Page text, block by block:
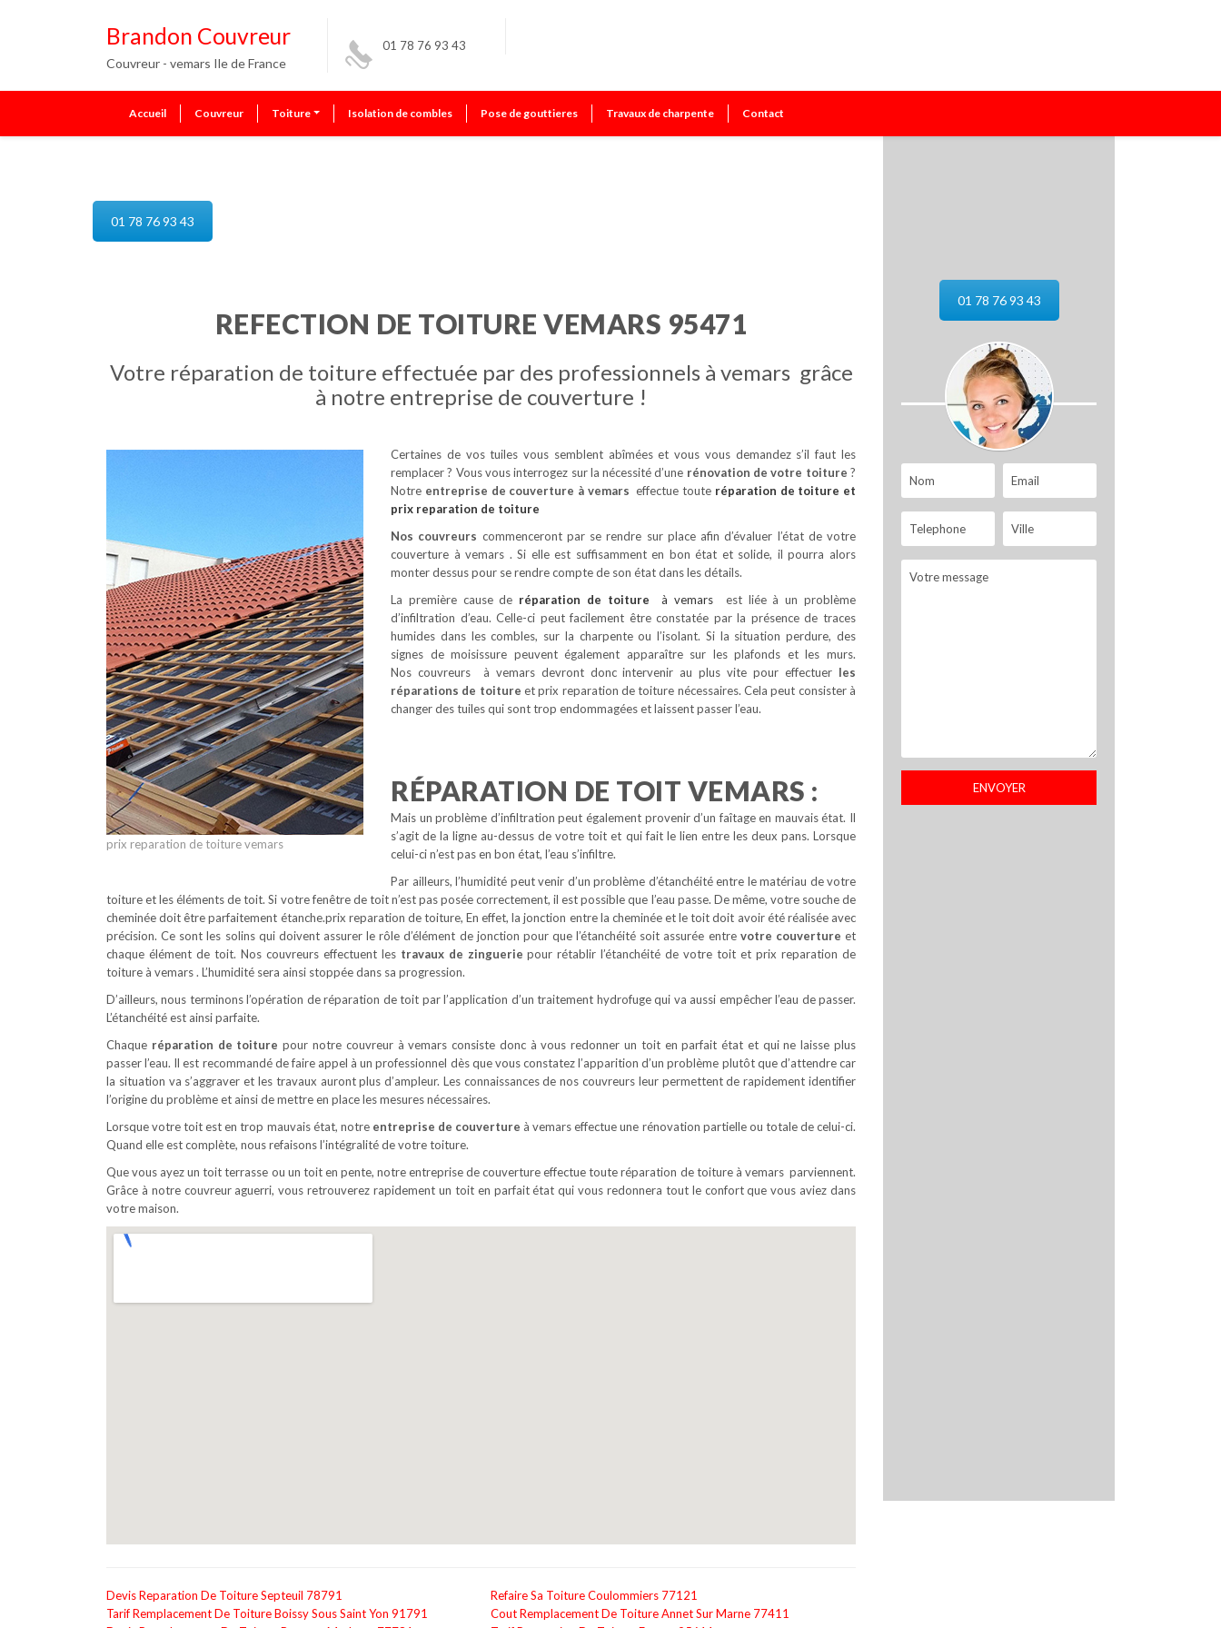
Brandon Couvreur
Couvreur - vemars Ile de France
01 78 76 93 43
Accueil Couvreur Toiture Isolation de combles Pose de gouttieres Travaux de charpente Contact
01 78 76 93 43
REFECTION DE TOITURE VEMARS 95471
Votre réparation de toiture effectuée par des professionnels à vemars grâce
à notre entreprise de couverture !
prix reparation de toiture vemars
Certaines de vos tuiles vous semblent abîmées et vous vous demandez s’il faut les
remplacer ? Vous vous interrogez sur la nécessité d’une rénovation de votre toiture?
Notre entreprise de couverture à vemarseffectue toute réparation de toiture et
prix reparation de toiture
Nos couvreurs commenceront par se rendre sur place afin d’évaluer l’état de votre
couverture à vemars . Si elle est suffisamment en bon état et solide, il pourra alors
monter dessus pour se rendre compte de son état dans les détails.
La première cause de réparation de toiture à vemars est liée à un problème
d’infiltration d’eau. Celle-ci peut facilement être constatée par la présence de traces
humides dans les combles, sur la charpente ou l’isolant. Si la situation perdure, des
signes de moisissure peuvent également apparaître sur les plafonds et les murs.
Nos couvreurs à vemars devront donc intervenir au plus vite pour effectuer les
réparations de toiture et prix reparation de toiture nécessaires. Cela peut consister à
changer des tuiles qui sont trop endommagées et laissent passer l’eau.
RÉPARATION DE TOIT VEMARS :
Mais un problème d’infiltration peut également provenir d’un faîtage en mauvais état. Il
s’agit de la ligne au-dessus de votre toit et qui fait le lien entre les deux pans. Lorsque
celui-ci n’est pas en bon état, l’eau s’infiltre.
Par ailleurs, l’humidité peut venir d’un problème d’étanchéité entre le matériau de votre
toiture et les éléments de toit. Si votre fenêtre de toit n’est pas posée correctement, il est possible que l’eau passe. De même, votre souche de
cheminée doit être parfaitement étanche.prix reparation de toiture, En effet, la jonction entre la cheminée et le toit doit avoir été réalisée avec
précision. Ce sont les solins qui doivent assurer le rôle d’élément de jonction pour que l’étanchéité soit assurée entre votre couverture et
chaque élément de toit. Nos couvreurs effectuent lestravaux de zinguerie pour rétablir l’étanchéité de votre toit et prix reparation de
toiture à vemars . L’humidité sera ainsi stoppée dans sa progression.
D’ailleurs, nous terminons l’opération de réparation de toit par l’application d’un traitement hydrofuge qui va aussi empêcher l’eau de passer.
L’étanchéité est ainsi parfaite.
Chaque réparation de toiture pour notre couvreur à vemars consiste donc à vous redonner un toit en parfait état et qui ne laisse plus
passer l’eau. Il est recommandé de faire appel à un professionnel dès que vous constatez l’apparition d’un problème plutôt que d’attendre car
la situation va s’aggraver et les travaux auront plus d’ampleur. Les connaissances de nos couvreurs leur permettent de rapidement identifier
l’origine du problème et ainsi de mettre en place les mesures nécessaires.
Lorsque votre toit est en trop mauvais état, notreentreprise de couverture à vemars effectue une rénovation partielle ou totale de celui-ci.
Quand elle est complète, nous refaisons l’intégralité de votre toiture.
Que vous ayez un toit terrasse ou un toit en pente, notre entreprise de couverture effectue toute réparation de toiture à vemars parviennent.
Grâce à notre couvreur aguerri, vous retrouverez rapidement un toit en parfait état qui vous redonnera tout le confort que vous aviez dans
votre maison.
Devis Reparation De Toiture Septeuil 78791
Tarif Remplacement De Toiture Boissy Sous Saint Yon 91791
Refaire Sa Toiture Coulommiers 77121
Cout Remplacement De Toiture Annet Sur Marne 77411
01 78 76 93 43